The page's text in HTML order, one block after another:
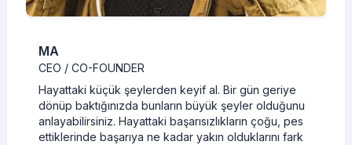
MA
CEO / CO-FOUNDER
Hayattaki küçük şeylerden keyif al. Bir gün geriye
dönüp baktığınızda bunların büyük şeyler olduğunu
anlayabilirsiniz. Hayattaki başarısızlıkların çoğu, pes
ettiklerinde başarıya ne kadar yakın olduklarını fark